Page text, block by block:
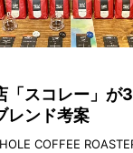
「スコレー」
レンド考案
COFFEE